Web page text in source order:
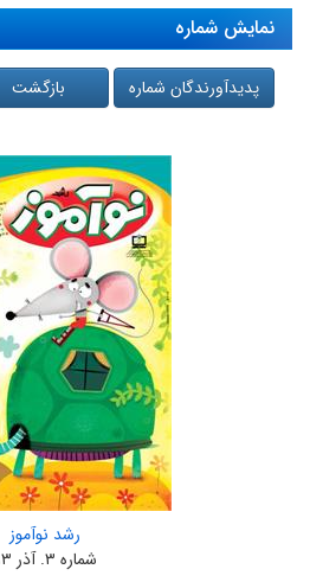
نمایش شماره
پدیدآورندگان شماره بازگشت
رشد نوآموز
شماره ۳. آذر ۹۳